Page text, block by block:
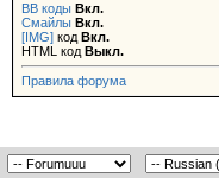
BB коды Вкл.
Смайлы Вкл.
[IMG] код Вкл.
HTML код Выкл.
Правила форума